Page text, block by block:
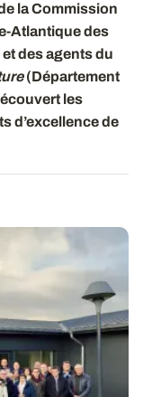
la Commission
Atlantique des
des agents du
(Département
les
d’excellence de